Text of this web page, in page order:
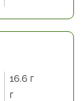
16.6 г
г